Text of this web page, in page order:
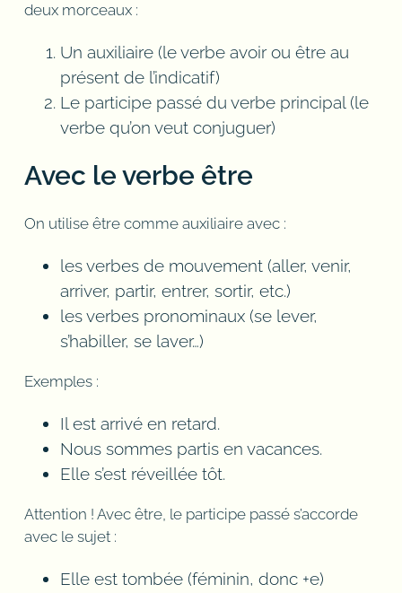
deux morceaux :
Un auxiliaire (le verbe avoir ou être au
présent de l’indicatif)
Le participe passé du verbe principal (le
verbe qu’on veut conjuguer)
Avec le verbe être
On utilise être comme auxiliaire avec :
les verbes de mouvement (aller, venir,
arriver, partir, entrer, sortir, etc.)
les verbes pronominaux (se lever,
s’habiller, se laver…)
Exemples :
Il est arrivé en retard.
Nous sommes partis en vacances.
Elle s’est réveillée tôt.
Attention ! Avec être, le participe passé s’accorde
avec le sujet :
Elle est tombée (féminin, donc +e)